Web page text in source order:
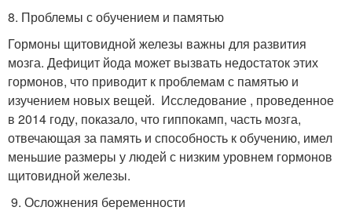
8. Проблемы с обучением и памятью
Гормоны щитовидной железы важны для развития
мозга. Дефицит йода может вызвать недостаток этих
гормонов, что приводит к проблемам с памятью и
изучением новых вещей. Исследование , проведенное
в 2014 году, показало, что гиппокамп, часть мозга,
отвечающая за память и способность к обучению, имел
меньшие размеры у людей с низким уровнем гормонов
щитовидной железы.
9. Осложнения беременности